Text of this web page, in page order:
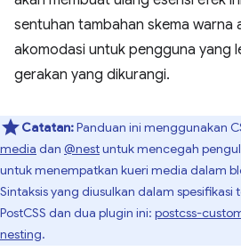
sentuhan tambahan skema warna
akomodasi untuk pengguna yang
gerakan yang dikurangi.
Catatan:Panduan ini menggunakan
media dan @nestuntuk mencegah
untuk menempatkan kueri media dalam
Sintaksis yang diusulkan dalam
PostCSS dan dua plugin ini: postcss-
nesting.